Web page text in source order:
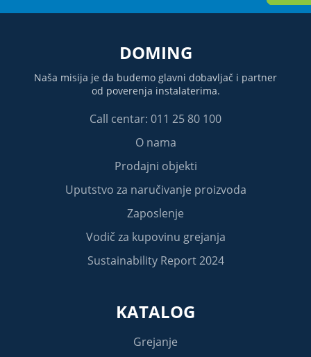
DOMING
Naša misija je da budemo glavni dobavljač i partner
od poverenja instalaterima.
Call centar: 011 25 80 100
O nama
Prodajni objekti
Uputstvo za naručivanje proizvoda
Zaposlenje
Vodič za kupovinu grejanja
Sustainability Report 2024
KATALOG
Grejanje